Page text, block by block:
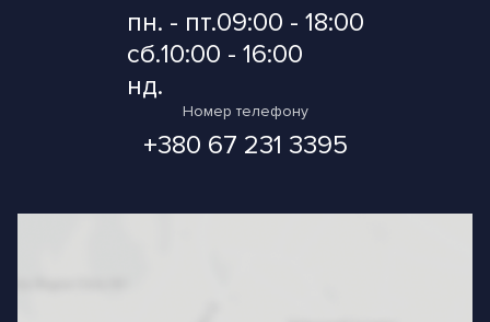
пн. - пт.09:00 - 18:00
сб.10:00 - 16:00
нд.
Номер телефону
+380 67 231 3395